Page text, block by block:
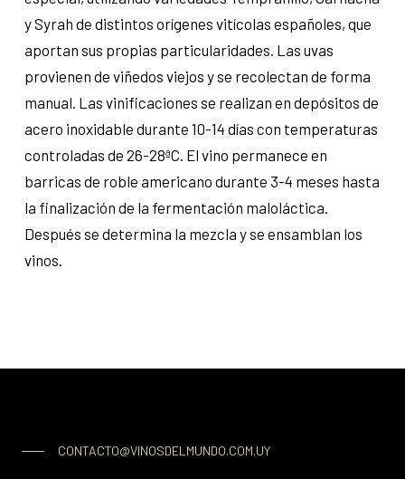
y Syrah de distintos orígenes vitícolas españoles, que
aportan sus propias particularidades. Las uvas
provienen de viñedos viejos y se recolectan de forma
manual. Las vinificaciones se realizan en depósitos de
acero inoxidable durante 10-14 días con temperaturas
controladas de 26-28ªC. El vino permanece en
barricas de roble americano durante 3-4 meses hasta
la finalización de la fermentación maloláctica.
Después se determina la mezcla y se ensamblan los
vinos.
CONTACTO@VINOSDELMUNDO.COM.UY